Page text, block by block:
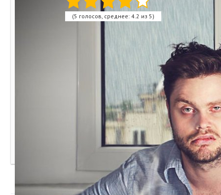
(5 голосов, среднее: 4.2 из 5)
10 продуктов, которые нельзя хранить в холодильнике
15 неожиданных вещей, на которых больше микробов,
10 вещей, которые нельзя держать в спальне, если вы
Добавить комментарий